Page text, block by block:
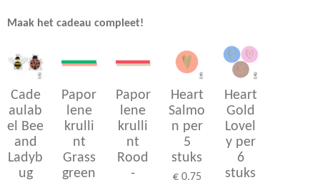
Maak het cadeau compleet!
Cade
aulab
el Bee
and
Ladyb
ug
Papor
lene
krulli
nt
Grass
green
Papor
lene
krulli
nt
Rood
-
Heart
Salmo
n per
5
stuks
€ 0,75
Heart
Gold
Lovel
y per
6
stuks